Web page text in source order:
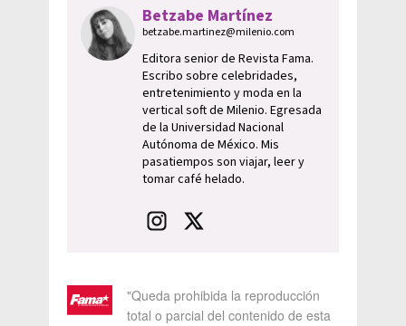
Betzabe Martínez
betzabe.martinez@milenio.com
Editora senior de Revista Fama.
Escribo sobre celebridades,
entretenimiento y moda en la
vertical soft de Milenio. Egresada
de la Universidad Nacional
Autónoma de México. Mis
pasatiempos son viajar, leer y
tomar café helado.
"Queda prohibida la reproducción
total o parcial del contenido de esta